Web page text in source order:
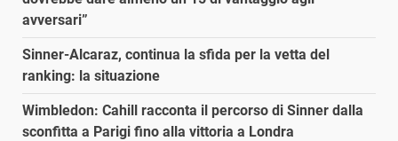
avversari”
Sinner-Alcaraz, continua la sfida per la vetta del
ranking: la situazione
Wimbledon: Cahill racconta il percorso di Sinner dalla
sconfitta a Parigi fino alla vittoria a Londra